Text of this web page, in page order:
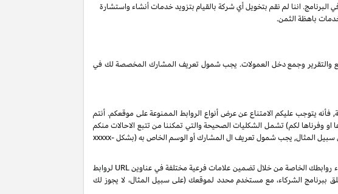
اننا لم نقم بتخويل أي شركة بالقيام بتزويد خدمات أنشاء واستشارة
باهظة الثمن.
والتقرير وجمع دخل العمولات. يجب شمول تعريف المشارك المخصصة لك في
فأنه يتوجب عليكم الامتناع عن عرض أنواع الروابط الممنوعة على موقعكم. أنتم
وفرناها لكم) تشمل الشكليات الصحيحة والتي تمكننا من تتبع الاحالات منكم
سبيل المثال, يجب شمول تعريف ال المشارك أو الوسم الخاص به (بشكلxxxxx-
بناءً على طلبك، ولكن رهناً بموافقتنا، قد نصدر لك تعريفات شركاء إضافية من نوع "sub-tag" والتي تتيح لك مراقبة وتحسين أداء روابطك الخاصة من خلال تضمين علامات فرعية مختلفة في عناوين URL لروابط
ببرنامج الشركاء، مع مستخدم محدد لموقعك (على سبيل المثال، لا يجوز لك